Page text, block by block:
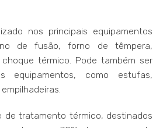
nos principais equipamentos
de fusão, forno de têmpera,
térmico. Pode também ser
equipamentos, como estufas,
de tratamento térmico, destinados